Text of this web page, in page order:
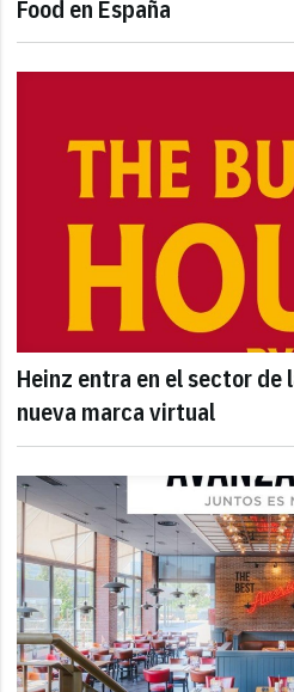
Food en España
Heinz entra en el sector de
nueva marca virtual